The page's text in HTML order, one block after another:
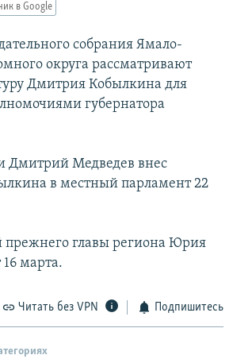
в Google
собрания Ямало-
округа рассматривают
Дмитрия Кобылкина для
губернатора
Дмитрий Медведев внес
в местный парламент 22
прежнего главы региона Юрия
16 марта.
Читать без VPN Подпишитесь